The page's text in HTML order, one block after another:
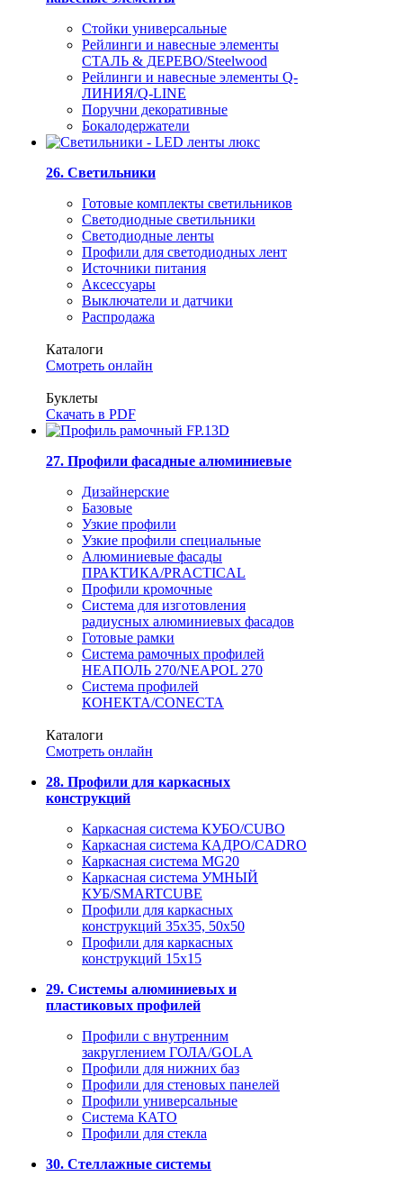
Стойки универсальные
Рейлинги и навесные элементы
СТАЛЬ & ДЕРЕВО/Steelwood
Рейлинги и навесные элементы Q-
ЛИНИЯ/Q-LINE
Поручни декоративные
Бокалодержатели
26. Светильники
Готовые комплекты светильников
Светодиодные светильники
Светодиодные ленты
Профили для светодиодных лент
Источники питания
Аксессуары
Выключатели и датчики
Распродажа
Каталоги
Смотреть онлайн
Буклеты
Скачать в PDF
27. Профили фасадные алюминиевые
Дизайнерские
Базовые
Узкие профили
Узкие профили специальные
Алюминиевые фасады
ПРАКТИКА/PRACTICAL
Профили кромочные
Система для изготовления
радиусных алюминиевых фасадов
Готовые рамки
Система рамочных профилей
НЕАПОЛЬ 270/NEAPOL 270
Система профилей
КОНЕКТА/CONECTA
Каталоги
Смотреть онлайн
28. Профили для каркасных
конструкций
Каркасная система КУБО/CUBO
Каркасная система КАДРО/CADRO
Каркасная система MG20
Каркасная система УМНЫЙ
КУБ/SMARTCUBE
Профили для каркасных
конструкций 35x35, 50x50
Профили для каркасных
конструкций 15х15
29. Системы алюминиевых и
пластиковых профилей
Профили с внутренним
закруглением ГОЛА/GOLA
Профили для нижних баз
Профили для стеновых панелей
Профили универсальные
Система КАТО
Профили для стекла
30. Стеллажные системы